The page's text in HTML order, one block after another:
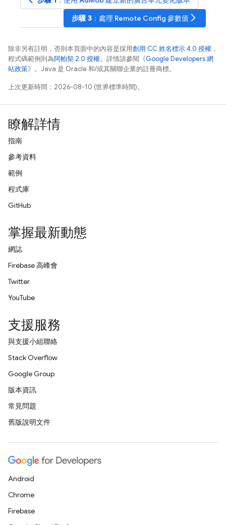
步驟 3 ：處理 Remote Config 參數值 arrow_forward_ios
除非另有註明，否則本頁面中的內容是採用創用 CC 姓名標示 4.0 授權 ，
程式碼範例則為阿帕契 2.0 授權。詳情請參閱《Google Developers 網
站政策》。Java 是 Oracle 和/或其關聯企業的註冊商標。
上次更新時間：2026-08-10 (世界標準時間)。
瞭解詳情
指南
參考資料
範例
程式庫
GitHub
掌握最新動態
網誌
Firebase 高峰會
Twitter
YouTube
支援服務
與支援小組聯絡
Stack Overflow
Google Group
版本資訊
常見問題
舊版說明文件
Android
Chrome
Firebase